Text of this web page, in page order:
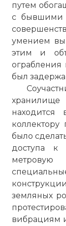
путем
с бывшими
умением
этим и
ограбления
был
находится
было
доступа к
земляных
вибрациям